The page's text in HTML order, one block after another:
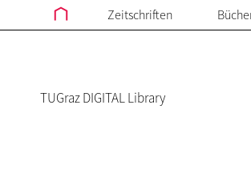
Zeitschriften
TUGraz DIGITAL Library